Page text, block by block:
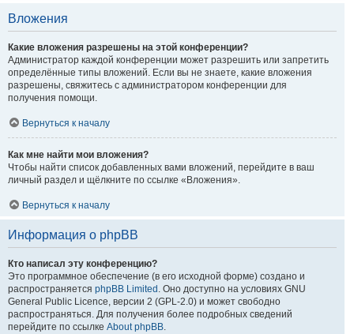
Вложения
Какие вложения разрешены на этой конференции?
Администратор каждой конференции может разрешить или запретить
определённые типы вложений. Если вы не знаете, какие вложения
разрешены, свяжитесь с администратором конференции для
получения помощи.
Вернуться к началу
Как мне найти мои вложения?
Чтобы найти список добавленных вами вложений, перейдите в ваш
личный раздел и щёлкните по ссылке «Вложения».
Вернуться к началу
Информация о phpBB
Кто написал эту конференцию?
Это программное обеспечение (в его исходной форме) создано и
распространяется phpBB Limited . Оно доступно на условиях GNU
General Public Licence, версии 2 (GPL-2.0) и может свободно
распространяться. Для получения более подробных сведений
перейдите по ссылке About phpBB.